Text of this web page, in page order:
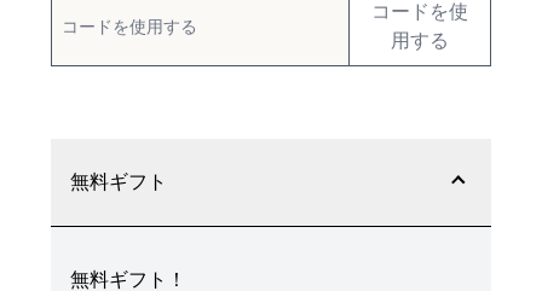
コードを使
用する
無料ギフト
無料ギフト！